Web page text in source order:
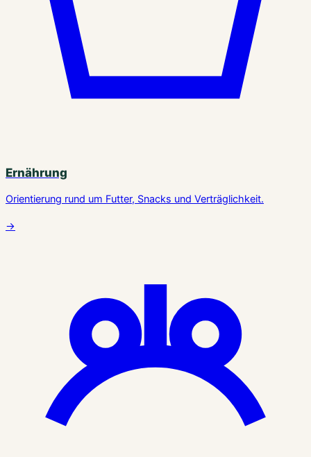
Ernährung
Orientierung rund um Futter, Snacks und Verträglichkeit.
→